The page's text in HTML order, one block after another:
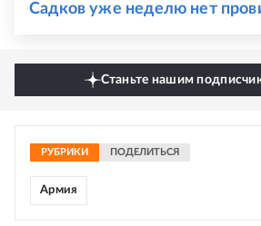
Садков уже неделю нет
Станьте нашим
РУБРИКИ ПОДЕЛИТЬСЯ
Армия